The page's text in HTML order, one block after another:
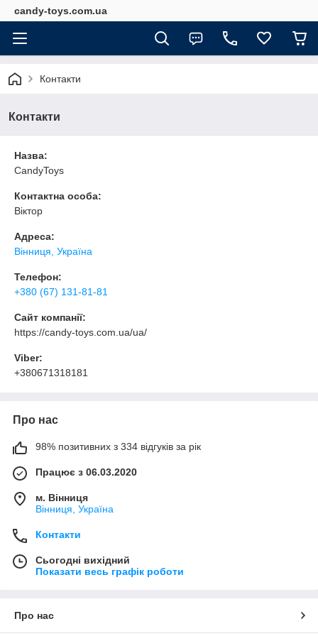
candy-toys.com.ua
Контакти
Контакти
Назва:
CandyToys
Контактна особа:
Віктор
Адреса:
Вінниця, Україна
Телефон:
+380 (67) 131-81-81
Сайт компанії:
https://candy-toys.com.ua/ua/
Viber:
+380671318181
Про нас
98% позитивних з 334 відгуків за рік
Працює з 06.03.2020
м. Вінниця
Вінниця, Україна
Контакти
Сьогодні вихідний
Показати весь графік роботи
Про нас